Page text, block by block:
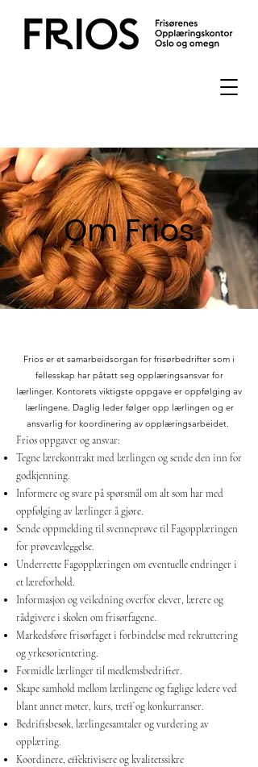
Om Frios
Frios er et samarbeidsorgan for frisørbedrifter som i
fellesskap har påtatt seg opplæringsansvar for
lærlinger. Kontorets viktigste oppgave er oppfølging av
lærlingene. Daglig leder følger opp lærlingen og er
ansvarlig for koordinering av opplæringsarbeidet.
Frios oppgaver og ansvar:
Tegne lærekontrakt med lærlingen og sende den inn for
godkjenning.
Informere og svare på spørsmål om alt som har med
oppfølging av lærlinger å gjøre.
Sende oppmelding til svenneprøve til Fagopplæringen
for prøveavleggelse.
Underrette Fagopplæringen om eventuelle endringer i
et læreforhold.
Informasjon og veiledning overfor elever, lærere og
rådgivere i skolen om frisørfagene.
Markedsføre frisørfaget i forbindelse med rekruttering
og yrkesorientering.
Formidle lærlinger til medlemsbedrifter.
Skape samhold mellom lærlingene og faglige ledere ved
blant annet møter, kurs, treff og konkurranser.
Bedriftsbesøk, lærlingesamtaler og vurdering av
opplæring.
Koordinere, effektivisere og kvalitetssikre